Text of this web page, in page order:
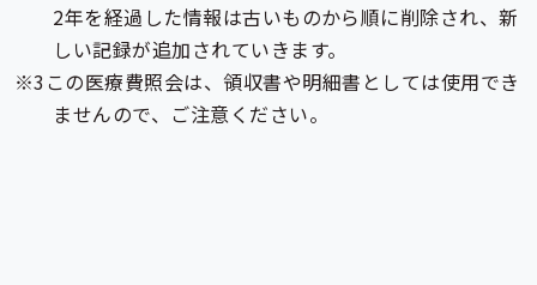
2年を経過した情報は古いものから順に削除され、新
しい記録が追加されていきます。
この医療費照会は、領収書や明細書としては使用でき
ませんので、ご注意ください。